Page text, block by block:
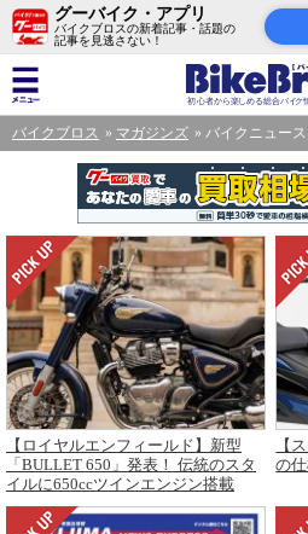
グーバイク・アプリ
バイクブロスの新着記事・話題の
記事を見逃さない！
バイクブロス マガジンズ バイクニュース
【ロイヤルエンフィールド】新型
「BULLET 650」発表！ 伝統のスタ
イルに650ccツインエンジン搭載
【
の